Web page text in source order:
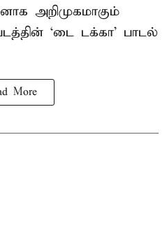
அறிமுகமாகும்
‘டை டக்கா’ பாடல்
More